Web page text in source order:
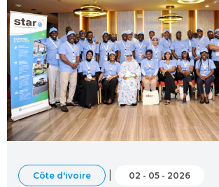
Côte d'ivoire 02 - 05 - 2026